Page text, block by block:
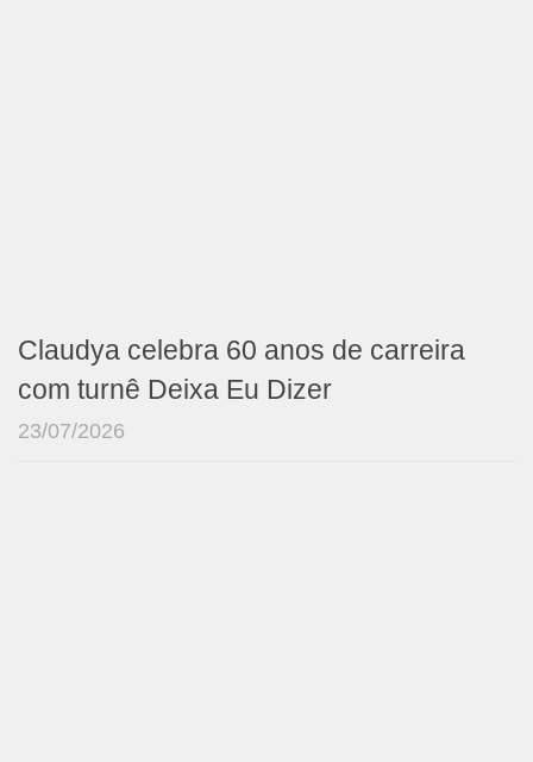
Claudya celebra 60 anos de carreira
com turnê Deixa Eu Dizer
23/07/2026